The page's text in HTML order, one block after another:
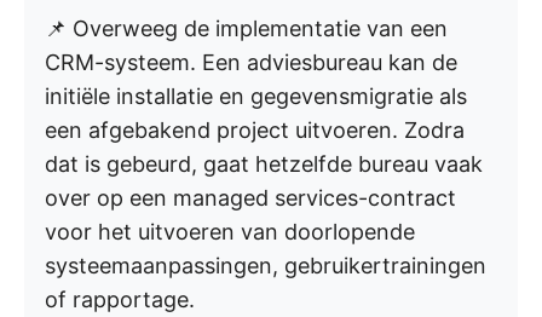
📌 Overweeg de implementatie van een
CRM-systeem. Een adviesbureau kan de
initiële installatie en gegevensmigratie als
een afgebakend project uitvoeren. Zodra
dat is gebeurd, gaat hetzelfde bureau vaak
over op een managed services-contract
voor het uitvoeren van doorlopende
systeemaanpassingen, gebruikertrainingen
of rapportage.